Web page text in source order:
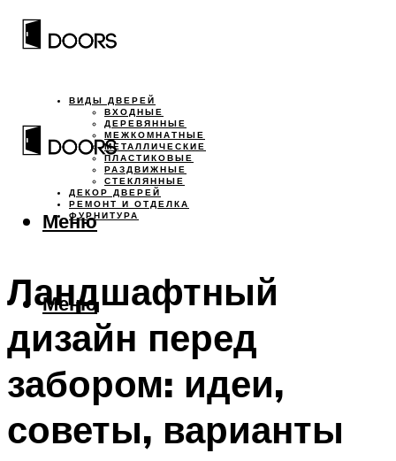
ВИДЫ ДВЕРЕЙ
ВХОДНЫЕ
ДЕРЕВЯННЫЕ
МЕЖКОМНАТНЫЕ
МЕТАЛЛИЧЕСКИЕ
ПЛАСТИКОВЫЕ
РАЗДВИЖНЫЕ
СТЕКЛЯННЫЕ
ДЕКОР ДВЕРЕЙ
РЕМОНТ И ОТДЕЛКА
ФУРНИТУРА
Меню
Меню
Ландшафтный
дизайн перед
забором: идеи,
советы, варианты